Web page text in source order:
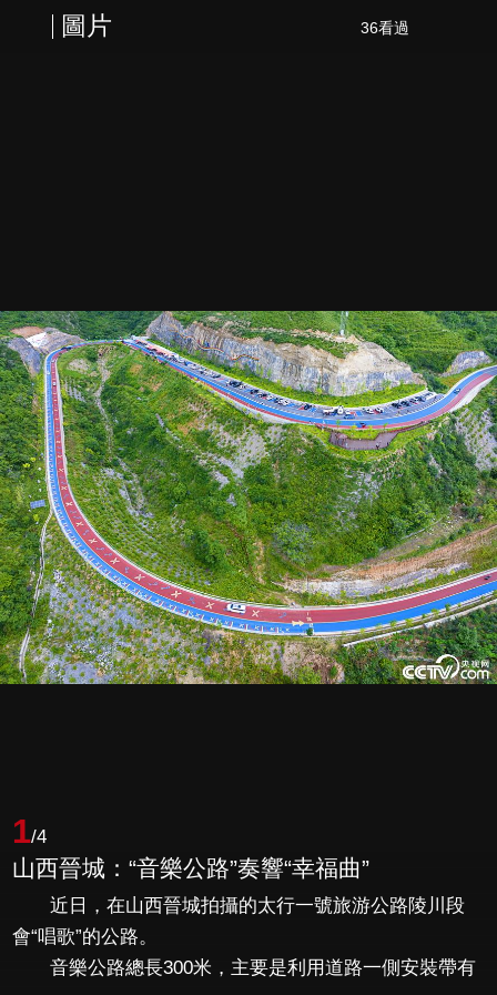
圖片 36看過
1/4
山西晉城：“音樂公路”奏響“幸福曲”
近日，在山西晉城拍攝的太行一號旅游公路陵川段
會“唱歌”的公路。
音樂公路總長300米，主要是利用道路一側安裝帶有